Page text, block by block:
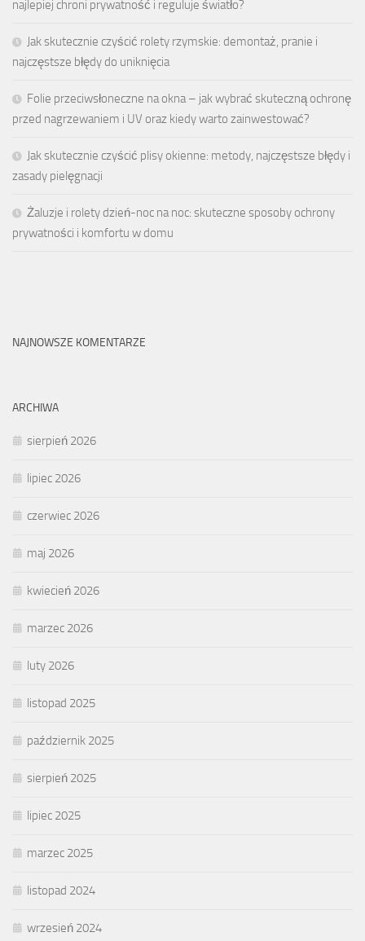
najlepiej chroni prywatność i reguluje światło?
Jak skutecznie czyścić rolety rzymskie: demontaż, pranie i
najczęstsze błędy do uniknięcia
Folie przeciwsłoneczne na okna – jak wybrać skuteczną ochronę
przed nagrzewaniem i UV oraz kiedy warto zainwestować?
Jak skutecznie czyścić plisy okienne: metody, najczęstsze błędy i
zasady pielęgnacji
Żaluzje i rolety dzień-noc na noc: skuteczne sposoby ochrony
prywatności i komfortu w domu
NAJNOWSZE KOMENTARZE
ARCHIWA
sierpień 2026
lipiec 2026
czerwiec 2026
maj 2026
kwiecień 2026
marzec 2026
luty 2026
listopad 2025
październik 2025
sierpień 2025
lipiec 2025
marzec 2025
listopad 2024
wrzesień 2024